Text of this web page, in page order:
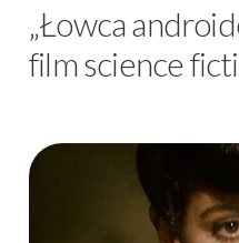
„Łowca
film science